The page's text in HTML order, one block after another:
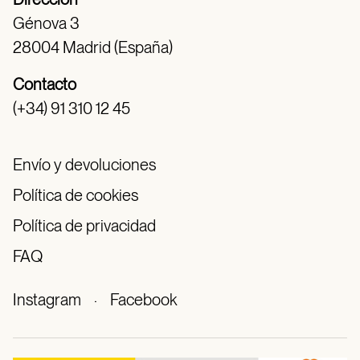
Génova 3
28004 Madrid (España)
Contacto
(+34) 91 310 12 45
Envío y devoluciones
Política de cookies
Política de privacidad
FAQ
Instagram · Facebook